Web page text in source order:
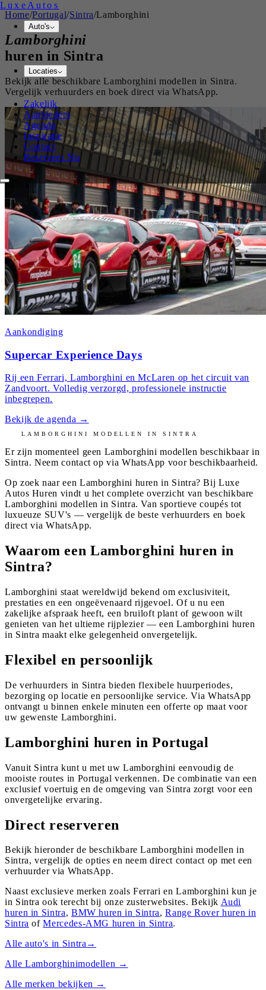
Luxe Autos
Auto's
Locaties
Zakelijk
Aanbieders
Agenda
Inspiratie
Contact
Reserveer Nu
Home/Portugal/Sintra/Lamborghini
Lamborghini
huren in Sintra
Bekijk alle beschikbareLamborghini modellen in Sintra.
Vergelijk verhuurders en boek direct via WhatsApp.
Aankondiging
Supercar Experience Days
Rij een Ferrari, Lamborghini en McLaren op het circuit van
Zandvoort. Volledig verzorgd, professionele instructie
inbegrepen.
Bekijk de agenda →
LAMBORGHINI MODELLEN INSINTRA
Er zijn momenteel geen Lamborghini modellen beschikbaar in
Sintra. Neem contact op via WhatsApp voor beschikbaarheid.
Op zoek naar een Lamborghini huren in Sintra? Bij Luxe
Autos Huren vindt u het complete overzicht van beschikbare
Lamborghini modellen in Sintra. Van sportieve coupés tot
luxueuze SUV's — vergelijk de beste verhuurders en boek
direct via WhatsApp.
Waarom een Lamborghini huren in
Sintra?
Lamborghini staat wereldwijd bekend om exclusiviteit,
prestaties en een ongeëvenaard rijgevoel. Of u nu een
zakelijke afspraak heeft, een bruiloft plant of gewoon wilt
genieten van het ultieme rijplezier — een Lamborghini huren
in Sintra maakt elke gelegenheid onvergetelijk.
Flexibel en persoonlijk
De verhuurders in Sintra bieden flexibele huurperiodes,
bezorging op locatie en persoonlijke service. Via WhatsApp
ontvangt u binnen enkele minuten een offerte op maat voor
uw gewenste Lamborghini.
Lamborghini huren in Portugal
Vanuit Sintra kunt u met uw Lamborghini eenvoudig de
mooiste routes in Portugal verkennen. De combinatie van een
exclusief voertuig en de omgeving van Sintra zorgt voor een
onvergetelijke ervaring.
Direct reserveren
Bekijk hieronder de beschikbare Lamborghini modellen in
Sintra, vergelijk de opties en neem direct contact op met een
verhuurder via WhatsApp.
Naast exclusieve merken zoals Ferrari en Lamborghini kun je
in Sintra ook terecht bij onze zusterwebsites. Bekijk Audi
huren in Sintra, BMW huren in Sintra,Range Roverhuren in
Sintra ofMercedes-AMG huren in Sintra.
Alle auto's in Sintra→
AlleLamborghinimodellen →
Alle merken bekijken →